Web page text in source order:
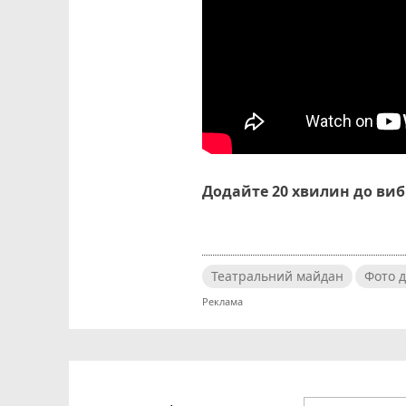
Додайте 20 хвилин до
Театральний майдан Фото